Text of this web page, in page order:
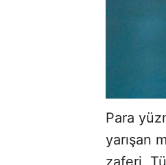
Para
yarışan
zaferi,